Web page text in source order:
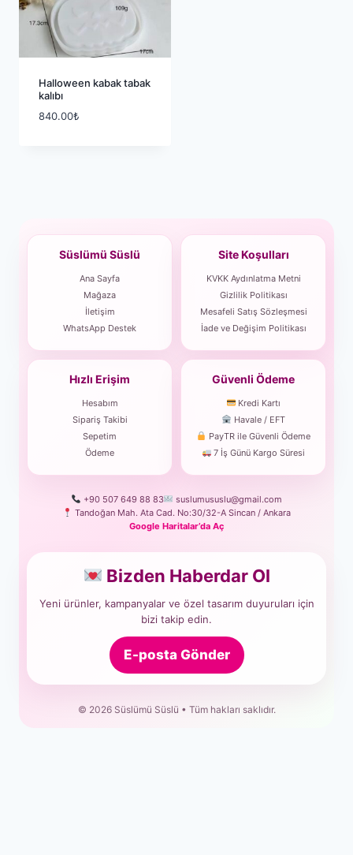
Halloween kabak tabak
kalıbı
840.00₺
Süslümü Süslü
Ana Sayfa
Mağaza
İletişim
WhatsApp Destek
Site Koşulları
KVKK Aydınlatma Metni
Gizlilik Politikası
Mesafeli Satış Sözleşmesi
İade ve Değişim Politikası
Hızlı Erişim
Hesabım
Sipariş Takibi
Sepetim
Ödeme
Güvenli Ödeme
Kredi Kartı
Havale / EFT
PayTR ile Güvenli Ödeme
7 İş Günü Kargo Süresi
+90 507 649 88 83
suslumususlu@gmail.com
Tandoğan Mah. Ata Cad. No:30/32-A Sincan / Ankara
Google Haritalar’da Aç
Bizden Haberdar Ol
Yeni ürünler, kampanyalar ve özel tasarım duyuruları için
bizi takip edin.
E-posta Gönder
© 2026 Süslümü Süslü • Tüm hakları saklıdır.